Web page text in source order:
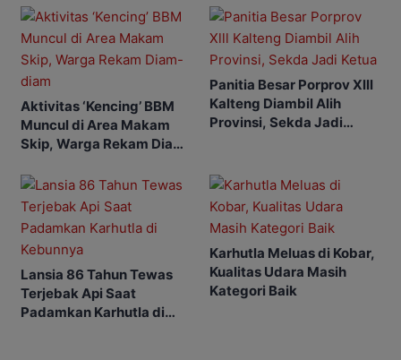
Terganggu
Aktivitas ‘Kencing’ BBM
Muncul di Area Makam
Skip, Warga Rekam Diam-
Panitia Besar Porprov Xlll
Kalteng Diambil Alih
Provinsi, Sekda Jadi
Lansia 86 Tahun Tewas
Terjebak Api Saat
Padamkan Karhutla di
Karhutla Meluas di Kobar,
Kualitas Udara Masih
Kategori Baik